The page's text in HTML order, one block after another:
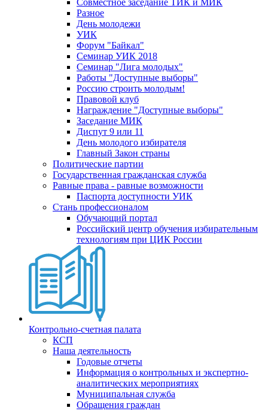
Совместное заседание ТИК и МИК
Разное
День молодежи
УИК
Форум "Байкал"
Семинар УИК 2018
Семинар "Лига молодых"
Работы "Доступные выборы"
Россию строить молодым!
Правовой клуб
Награждение "Доступные выборы"
Заседание МИК
Диспут 9 или 11
День молодого избирателя
Главный Закон страны
Политические партии
Государственная гражданская служба
Равные права - равные возможности
Паспорта доступности УИК
Стань профессионалом
Обучающий портал
Российский центр обучения избирательным
технологиям при ЦИК России
Контрольно-счетная палата
КСП
Наша деятельность
Годовые отчеты
Информация о контрольных и экспертно-
аналитических мероприятиях
Муниципальная служба
Обращения граждан